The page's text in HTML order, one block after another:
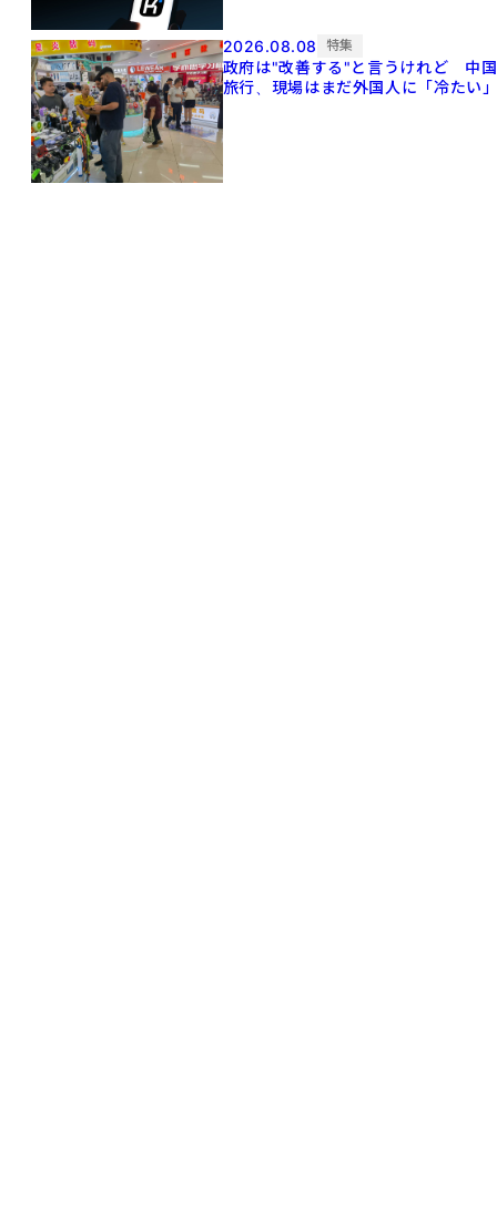
2026.08.08 特集
政府は"改善する"と言うけれど 中国
旅行、現場はまだ外国人に「冷たい